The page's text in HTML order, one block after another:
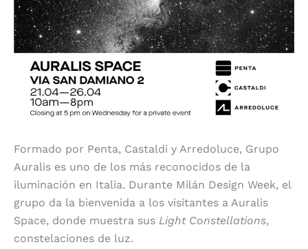
Formado por Penta, Castaldi y Arredoluce, Grupo
Auralis es uno de los más reconocidos de la
iluminación en Italia. Durante Milán Design Week, el
grupo da la bienvenida a los visitantes a Auralis
Space, donde muestra sus Light Constellations,
constelaciones de luz.